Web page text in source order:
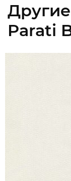
Parati